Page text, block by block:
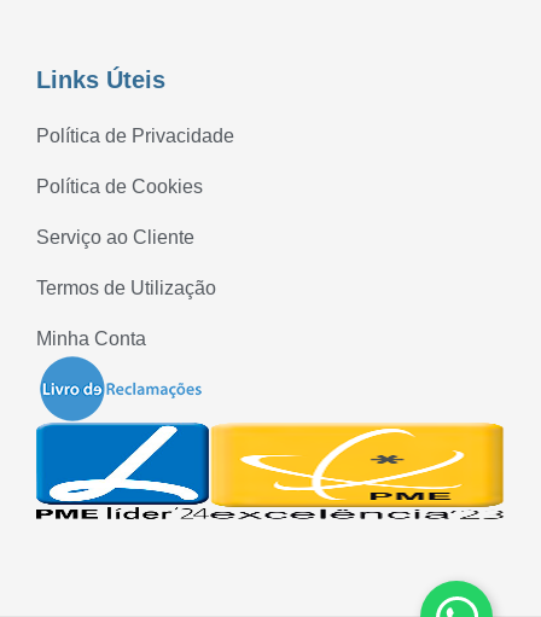
Links Úteis
Política de Privacidade
Política de Cookies
Serviço ao Cliente
Termos de Utilização
Minha Conta